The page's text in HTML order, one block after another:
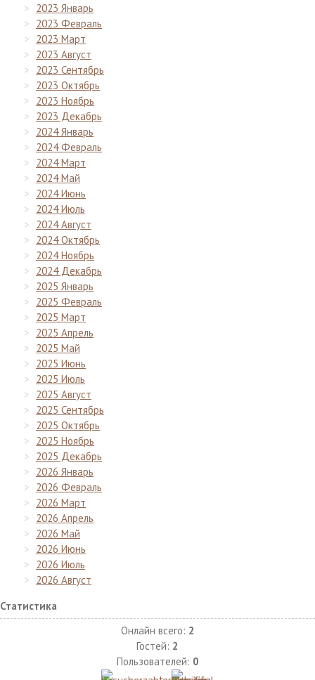
2023 Январь
2023 Февраль
2023 Март
2023 Август
2023 Сентябрь
2023 Октябрь
2023 Ноябрь
2023 Декабрь
2024 Январь
2024 Февраль
2024 Март
2024 Май
2024 Июнь
2024 Июль
2024 Август
2024 Октябрь
2024 Ноябрь
2024 Декабрь
2025 Январь
2025 Февраль
2025 Март
2025 Апрель
2025 Май
2025 Июнь
2025 Июль
2025 Август
2025 Сентябрь
2025 Октябрь
2025 Ноябрь
2025 Декабрь
2026 Январь
2026 Февраль
2026 Март
2026 Апрель
2026 Май
2026 Июнь
2026 Июль
2026 Август
Статистика
Онлайн всего: 2
Гостей: 2
Пользователей: 0